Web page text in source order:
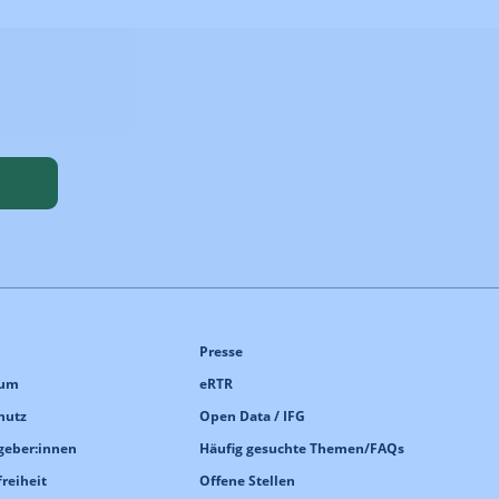
Presse
eRTR
Open Data / IFG
Häufig gesuchte Themen/FAQs
Offene Stellen